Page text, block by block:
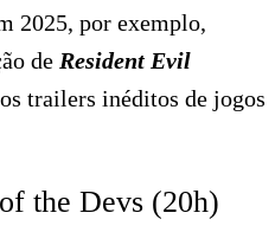
2025, por exemplo,
de Resident Evil
trailers inéditos de jogos
the Devs (20h)